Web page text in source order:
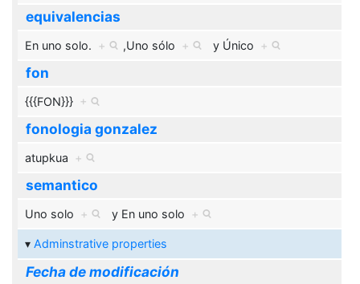
equivalencias
En uno solo. + ,Uno sólo + y Único +
fon
{{{FON}}} +
fonologia gonzalez
atupkua +
semantico
Uno solo + y En uno solo +
Adminstrative properties
Fecha de modificación